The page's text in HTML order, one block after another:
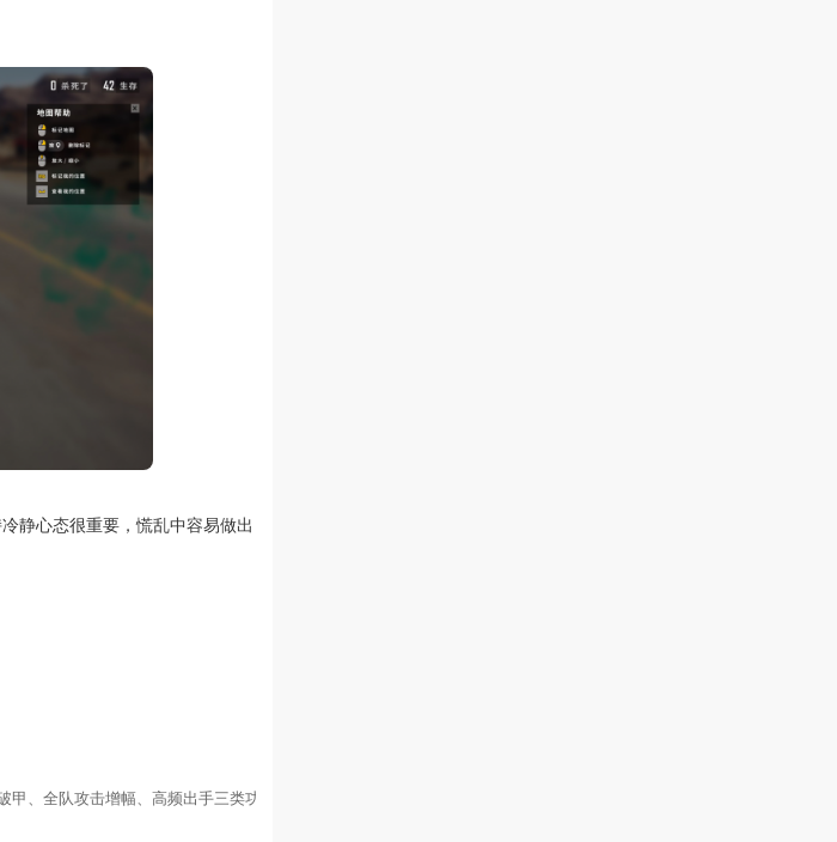
静心态很重要，慌乱中容易做出
、全队攻击增幅、高频出手三类功能角色，同步优化输出位装备词条与神器搭配，再结合关卡怪物机制调整出手顺序